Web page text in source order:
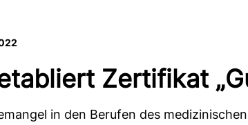
Zertifikat
in den Berufen des